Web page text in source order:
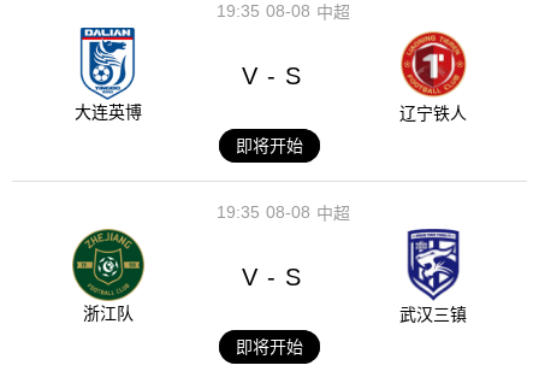
08-08
19:35 中超
大连英博
V - S
辽宁铁人
即将开始
08-08
19:35 中超
浙江队
V - S
武汉三镇
即将开始